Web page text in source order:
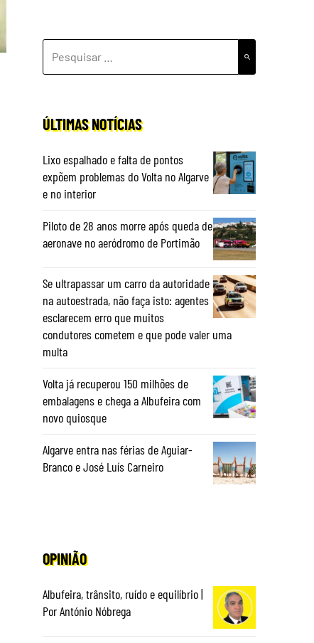
POR:
ÚLTIMAS NOTÍCIAS
Lixo espalhado e falta de pontos
expõem problemas do Volta no Algarve
e no interior
Piloto de 28 anos morre após queda de
aeronave no aeródromo de Portimão
Se ultrapassar um carro da autoridade
na autoestrada, não faça isto: agentes
esclarecem erro que muitos
condutores cometem e que pode valer uma
multa
Volta já recuperou 150 milhões de
embalagens e chega a Albufeira com
novo quiosque
Algarve entra nas férias de Aguiar-
Branco e José Luís Carneiro
OPINIÃO
Albufeira, trânsito, ruído e equilíbrio |
Por António Nóbrega